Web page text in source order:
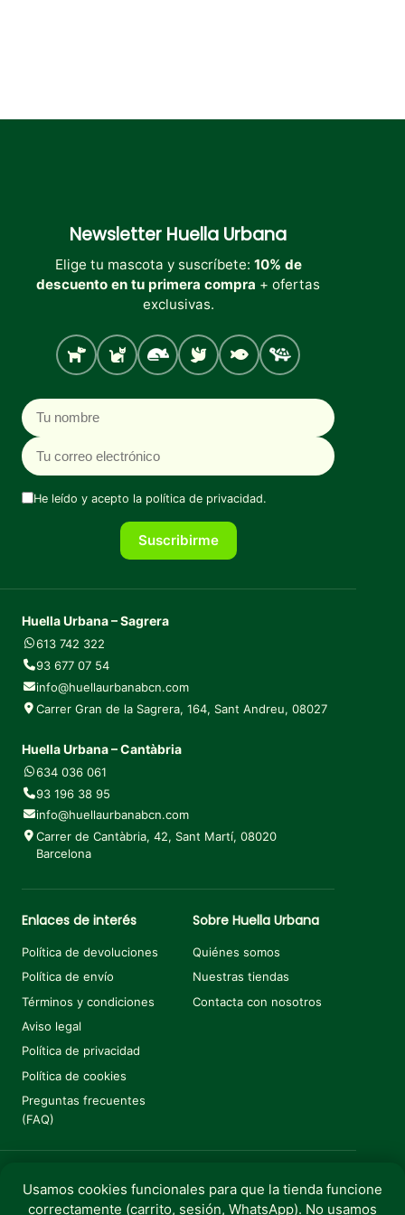
Newsletter Huella Urbana
Elige tu mascota y suscríbete: 10% de
descuento en tu primera compra + ofertas
exclusivas.
Perro Gato Roedores
Aves PecesTortugas
Nombre
Correo electrónico
He leído y acepto la política de privacidad.
Suscribirme
Huella Urbana – Sagrera
613 742 322
93 677 07 54
info@huellaurbanabcn.com
Carrer Gran de la Sagrera, 164, Sant Andreu, 08027
Huella Urbana – Cantàbria
634 036 061
93 196 38 95
info@huellaurbanabcn.com
Carrer de Cantàbria, 42, Sant Martí, 08020
Barcelona
Enlaces de interés
Política de devoluciones
Política de envío
Términos y condiciones
Aviso legal
Política de privacidad
Política de cookies
Preguntas frecuentes
(FAQ)
Sobre Huella Urbana
Quiénes somos
Nuestras tiendas
Contacta con nosotros
Usamos cookies funcionales para que la tienda funcione
correctamente (carrito, sesión, WhatsApp). No usamos
€23,00
El precio original era: €23,00.
€20,70El precio actual es: €20,70.
Añadir al carrito